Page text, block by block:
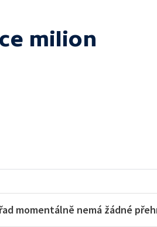
milion
momentálně nemá žádné